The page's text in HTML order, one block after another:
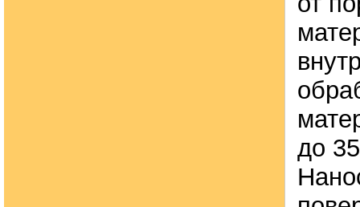
до